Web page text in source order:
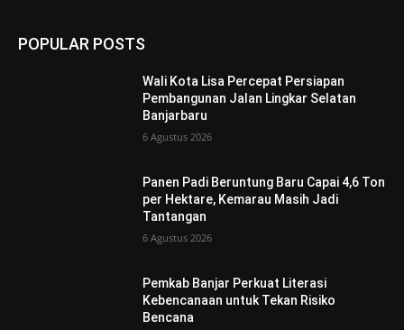
POPULAR POSTS
Wali Kota Lisa Percepat Persiapan
Pembangunan Jalan Lingkar Selatan
Banjarbaru
6 Agustus 2026
Panen Padi Beruntung Baru Capai 4,6 Ton
per Hektare, Kemarau Masih Jadi
Tantangan
6 Agustus 2026
Pemkab Banjar Perkuat Literasi
Kebencanaan untuk Tekan Risiko
Bencana